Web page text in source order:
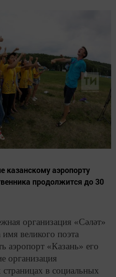
казанскому аэропорту
продолжится до 30
организация «Сәләт»
имя великого поэта
аэропорт «Казань» его
организация
страницах в социальных